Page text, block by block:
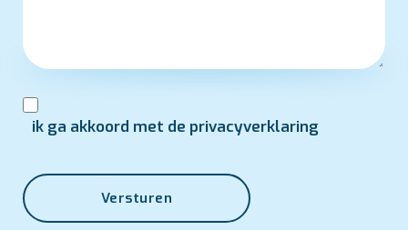
ik ga akkoord met de privacyverklaring
Versturen